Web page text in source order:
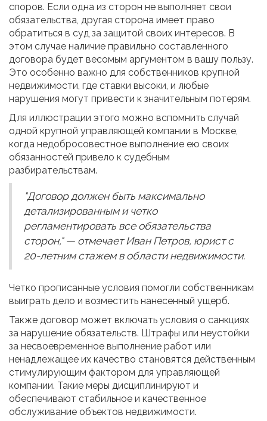
споров. Если одна из сторон не выполняет свои
обязательства, другая сторона имеет право
обратиться в суд за защитой своих интересов. В
этом случае наличие правильно составленного
договора будет весомым аргументом в вашу пользу.
Это особенно важно для собственников крупной
недвижимости, где ставки высоки, и любые
нарушения могут привести к значительным потерям.
Для иллюстрации этого можно вспомнить случай
одной крупной управляющей компании в Москве,
когда недобросовестное выполнение ею своих
обязанностей привело к судебным
разбирательствам.
"Договор должен быть максимально
детализированным и четко
регламентировать все обязательства
сторон," — отмечает Иван Петров, юрист с
20-летним стажем в области недвижимости.
Четко прописанные условия помогли собственникам
выиграть дело и возместить нанесенный ущерб.
Также договор может включать условия о санкциях
за нарушение обязательств. Штрафы или неустойки
за несвоевременное выполнение работ или
ненадлежащее их качество становятся действенным
стимулирующим фактором для управляющей
компании. Такие меры дисциплинируют и
обеспечивают стабильное и качественное
обслуживание объектов недвижимости.